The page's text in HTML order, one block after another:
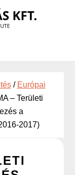
/ Európai
– Területi
a
2017)